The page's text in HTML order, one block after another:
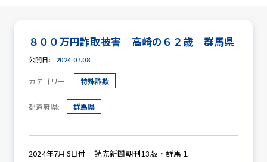
防犯活動ニュース
防犯パトロール
８００万円詐取被害 高崎の６２歳 群馬県
公開日: 2024.07.08
カテゴリー: 特殊詐欺
都道府県: 群馬県
2024年7月6日付 読売新聞朝刊13版・群馬１